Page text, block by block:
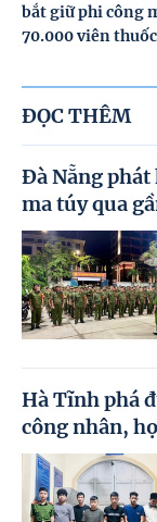
bắt giữ phi công
70.000 viên
ĐỌC THÊM
Đà Nẵng
ma túy qua
Hà Tĩnh phá
công nhân,